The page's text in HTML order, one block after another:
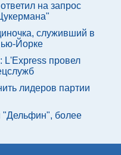
на запрос
служивший в
Йорке
L'Express провел
лидеров партии
"Дельфин", более